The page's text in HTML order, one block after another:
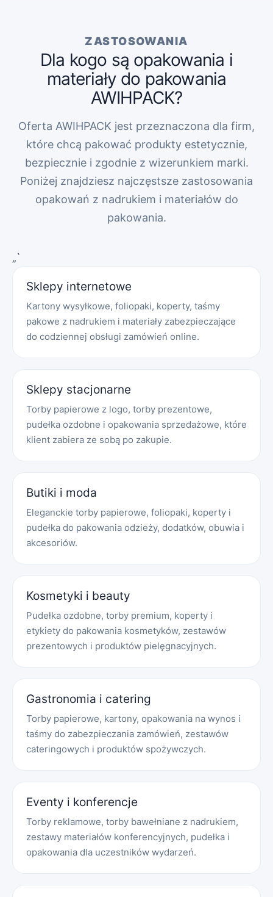
ZASTOSOWANIA
Dla kogo są opakowania i
materiały do pakowania
AWIHPACK?
Oferta AWIHPACK jest przeznaczona dla firm,
które chcą pakować produkty estetycznie,
bezpiecznie i zgodnie z wizerunkiem marki.
Poniżej znajdziesz najczęstsze zastosowania
opakowań z nadrukiem i materiałów do
pakowania.
„`
Sklepy internetowe
Kartony wysyłkowe, foliopaki, koperty, taśmy
pakowe z nadrukiem i materiały zabezpieczające
do codziennej obsługi zamówień online.
Sklepy stacjonarne
Torby papierowe z logo, torby prezentowe,
pudełka ozdobne i opakowania sprzedażowe, które
klient zabiera ze sobą po zakupie.
Butiki i moda
Eleganckie torby papierowe, foliopaki, koperty i
pudełka do pakowania odzieży, dodatków, obuwia i
akcesoriów.
Kosmetyki i beauty
Pudełka ozdobne, torby premium, koperty i
etykiety do pakowania kosmetyków, zestawów
prezentowych i produktów pielęgnacyjnych.
Gastronomia i catering
Torby papierowe, kartony, opakowania na wynos i
taśmy do zabezpieczania zamówień, zestawów
cateringowych i produktów spożywczych.
Eventy i konferencje
Torby reklamowe, torby bawełniane z nadrukiem,
zestawy materiałów konferencyjnych, pudełka i
opakowania dla uczestników wydarzeń.